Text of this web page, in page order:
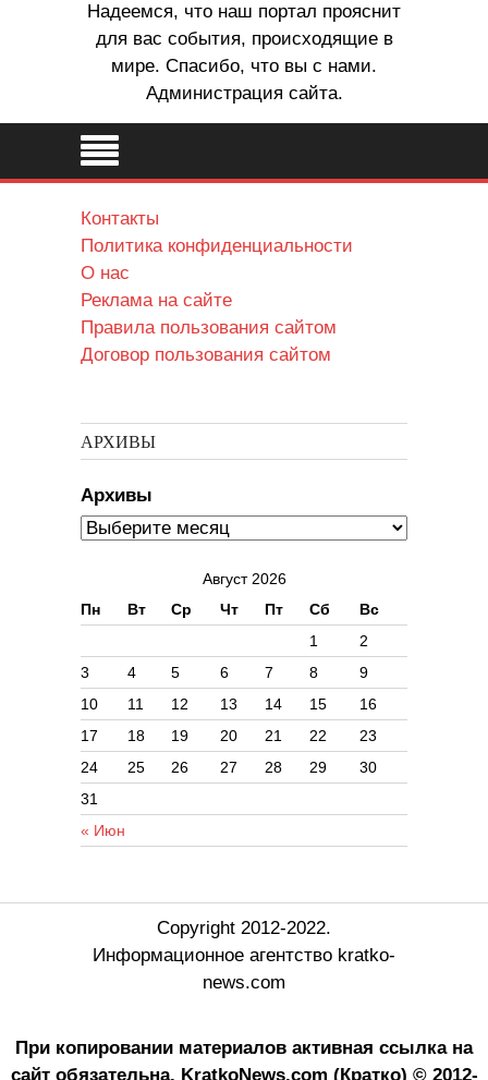
Надеемся, что наш портал прояснит
для вас события, происходящие в
мире. Спасибо, что вы с нами.
Администрация сайта.
Контакты
Политика конфиденциальности
О нас
Реклама на сайте
Правила пользования сайтом
Договор пользования сайтом
АРХИВЫ
Архивы
Август 2026
Пн
Вт Ср Чт Пт Сб Вс
« Июн
1
2
3
4 5 6 7 8
9
10
11 12 13 14 15
16
17
18 19 20 21 22
23
24
25 26 27 28 29
30
31
Copyright 2012-2022.
Информационное агентство kratko-
news.com
При копировании материалов активная ссылка на
сайт обязательна. KratkoNews.com (Кратко) © 2012-